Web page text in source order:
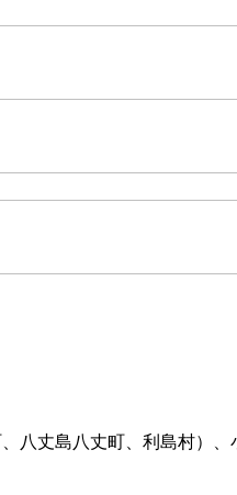
八丈島八丈町、利島村）、